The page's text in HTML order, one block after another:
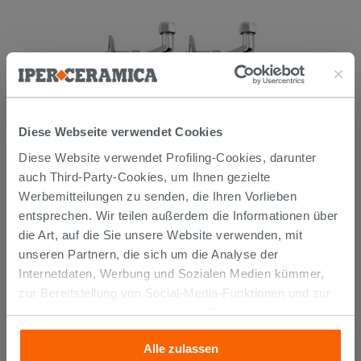
Diese Webseite verwendet Cookies
Diese Website verwendet Profiling-Cookies, darunter
auch Third-Party-Cookies, um Ihnen gezielte
Werbemitteilungen zu senden, die Ihren Vorlieben
entsprechen. Wir teilen außerdem die Informationen über
die Art, auf die Sie unsere Website verwenden, mit
unseren Partnern, die sich um die Analyse der
Internetdaten, Werbung und Sozialen Medien kümmer,
zur Bereitstellung von Social-Media-Funktionen und zur
Analyse unseres Datenverkehrs. Diese könnten sie mit
anderen Informationen, die Sie ihnen geliefert haben oder
die sie aufgrund Ihrer Verwendung ihrer Dienste
Alle zulassen
KURVENPAAR ZUR MONTAGE UNTER
DEM WASCHBECKEN 45° MESSING
CHROM
14,90 € /STK.
IN DEN WARENKORB LEGEN